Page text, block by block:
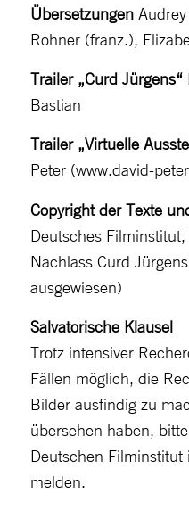
ÜbersetzungenAudrey
Rohner (franz.),
Trailer „Curd Jürgens“
Bastian
Trailer „Virtuelle
Peter (www.david-
Copyright der Texte
Deutsches
Nachlass Curd
ausgewiesen)
Salvatorische Klausel
Trotz intensiver
Fällen möglich, die
Bilder ausfindig zu
übersehen haben,
Deutschen
melden.